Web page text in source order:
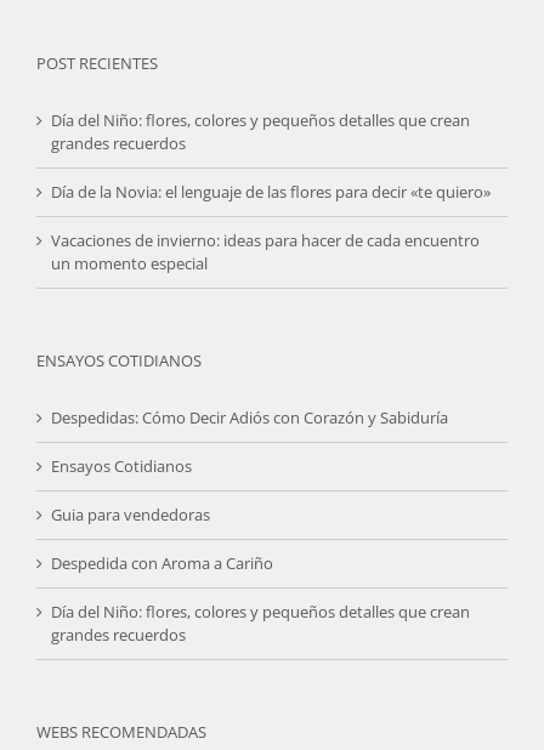
POST RECIENTES
Día del Niño: flores, colores y pequeños detalles que crean
grandes recuerdos
Día de la Novia: el lenguaje de las flores para decir «te quiero»
Vacaciones de invierno: ideas para hacer de cada encuentro
un momento especial
ENSAYOS COTIDIANOS
Despedidas: Cómo Decir Adiós con Corazón y Sabiduría
Ensayos Cotidianos
Guia para vendedoras
Despedida con Aroma a Cariño
Día del Niño: flores, colores y pequeños detalles que crean
grandes recuerdos
WEBS RECOMENDADAS